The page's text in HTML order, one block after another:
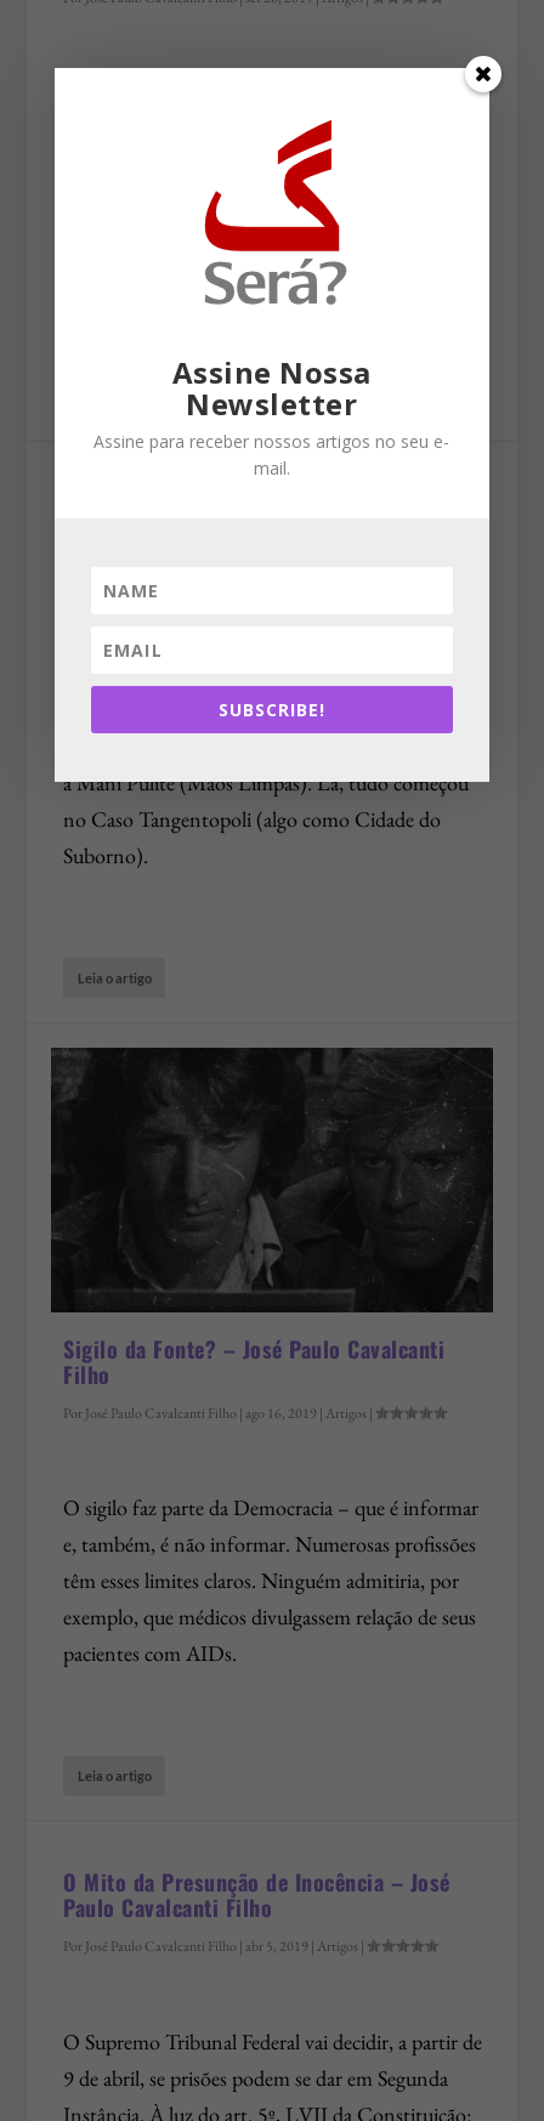
Oliveira). Ministro da Justiça na República
nascente, por só uma semana, foi depois Ministro
da Fazenda (1889 a 1891). Sua gestão, marcada
pelo encilhamento e por forte apoio aos campeões
nacionais de então…
gente boa ir morar numa penitenciária.
a Mani Pulite (Mãos Limpas). Lá, tudo começou
no Caso Tangentopoli (algo como Cidade do
Suborno).
Leia o artigo
Sigilo da Fonte? – José Paulo Cavalcanti
Filho
PorJosé Paulo Cavalcanti Filho| ago 16, 2019| Artigos |
O sigilo faz parte da Democracia – que é informar
e, também, é não informar. Numerosas profissões
têm esses limites claros. Ninguém admitiria, por
exemplo, que médicos divulgassem relação de seus
pacientes com AIDs.
Leia o artigo
O Mito da Presunção de Inocência – José
Paulo Cavalcanti Filho
PorJosé Paulo Cavalcanti Filho| abr 5, 2019| Artigos |
O Supremo Tribunal Federal vai decidir, a partir de
9 de abril, se prisões podem se dar em Segunda
Instância. À luz do art. 5º, LVII da Constituição:
Assine Nossa
Newsletter
Assine para receber nossos artigos no seu e-
mail.
SUBSCRIBE!